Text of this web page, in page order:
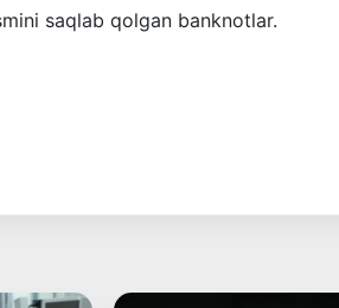
saqlab qolgan banknotlar.